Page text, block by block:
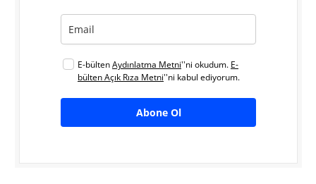
E-bültenAydınlatma Metni''ni okudum. E-
bülten Açık Rıza Metni''ni kabul ediyorum.
Abone Ol